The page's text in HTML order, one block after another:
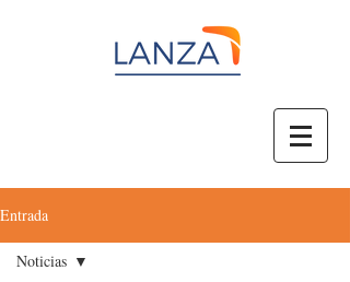
Entrada
Noticias